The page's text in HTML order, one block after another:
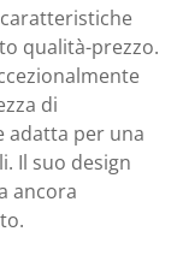
caratteristiche
qualità-prezzo.
di
adatta per una
Il suo design
ancora